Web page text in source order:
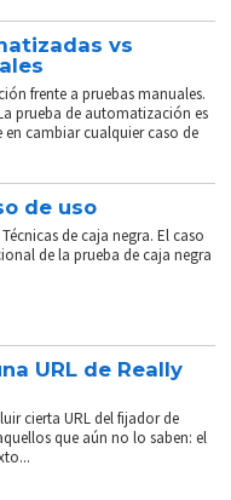
vs
frente a pruebas manuales.
prueba de automatización es
en cambiar cualquier caso de
de uso
de caja negra. El caso
de la prueba de caja negra
URL de Really
cierta URL del fijador de
que aún no lo saben: el